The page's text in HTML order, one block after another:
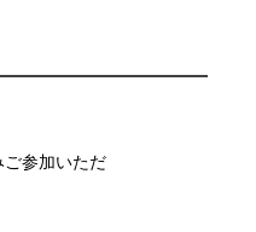
ご参加いただ